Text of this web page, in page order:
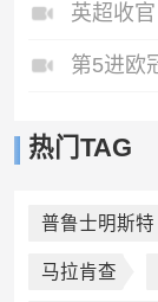
热门TAG
普鲁士明斯特
马拉肯查